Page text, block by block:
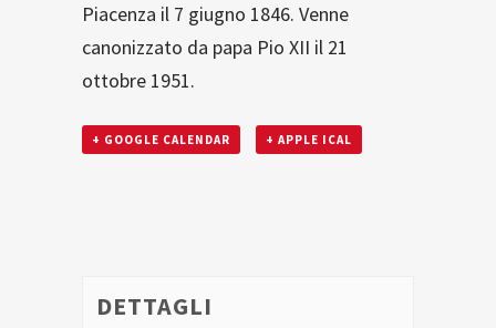
Piacenza il 7 giugno 1846. Venne
canonizzato da papa Pio XII il 21
ottobre 1951.
+ GOOGLE CALENDAR + APPLE ICAL
DETTAGLI